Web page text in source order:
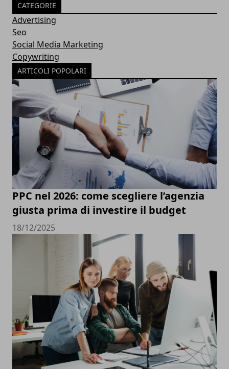
CATEGORIE
Advertising
Seo
Social Media Marketing
Copywriting
ARTICOLI POPOLARI
PPC nel 2026: come scegliere l’agenzia
giusta prima di investire il budget
18/12/2025